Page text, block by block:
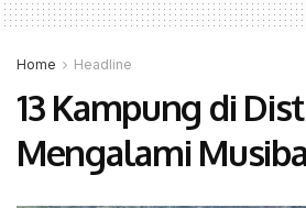
Home Headline
13 Kampung di
Mengalami